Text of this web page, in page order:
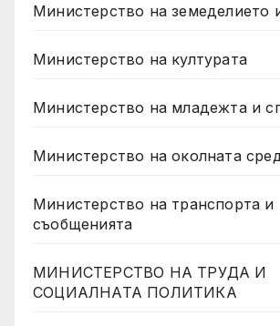
Министерство на земеделието
Министерство на културата
Министерство на младежта и
Министерство на околната
Министерство на транспорта и
съобщенията
МИНИСТЕРСТВО НА ТРУДА И
СОЦИАЛНАТА ПОЛИТИКА